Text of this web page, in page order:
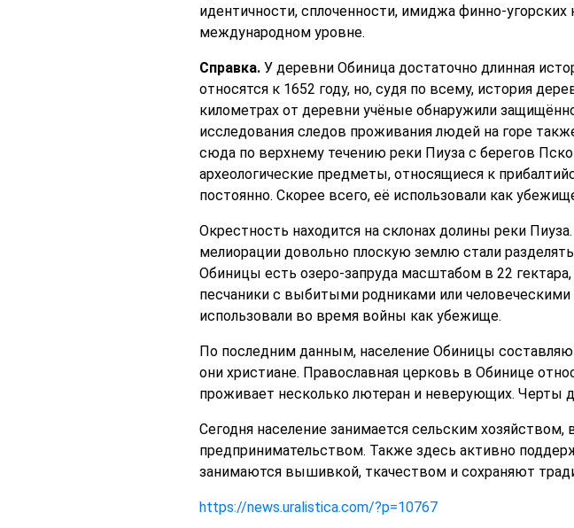
идентичности, сплоченности, имиджа финно-
международном уровне.
Справка.У деревни Обиница достаточно длинная
относятся к 1652 году, но, судя по всему, история
километрах от деревни учёные обнаружили
исследования следов проживания людей на горе
сюда по верхнему течению реки Пиуза с берегов
археологические предметы, относящиеся к
постоянно. Скорее всего, её использовали как
Окрестность находится на склонах долины реки
мелиорации довольно плоскую землю стали
Обиницы есть озеро-запруда масштабом в 22
песчаники с выбитыми родниками или
использовали во время войны как убежище.
По последним данным, население Обиницы
они христиане. Православная церковь в Обинице
проживает несколько лютеран и неверующих. Черты
Сегодня население занимается сельским
предпринимательством. Также здесь активно
занимаются вышивкой, ткачеством и сохраняют
https://news.uralistica.com/?p=10767